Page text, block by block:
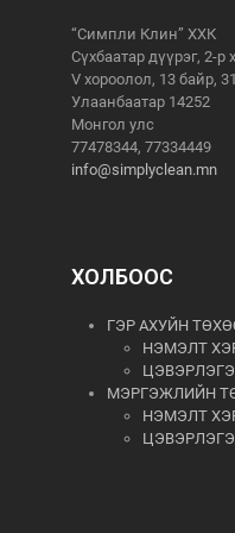
“Симпли Клин” ХХК
Сүхбаатар дүүрэг, 2-р
V хороолол, 13 байр,
Улаанбаатар 14252
Монгол улс
77478344, 77334449
info@simplyclean.mn
ХОЛБООС
ГЭР АХУЙН
НЭМЭЛТ
МЭРГЭЖЛИЙН
НЭМЭЛТ